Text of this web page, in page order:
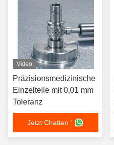
Video
Präzisionsmedizinische
Einzelteile mit 0,01 mm
Toleranz
Jetzt Chatten '